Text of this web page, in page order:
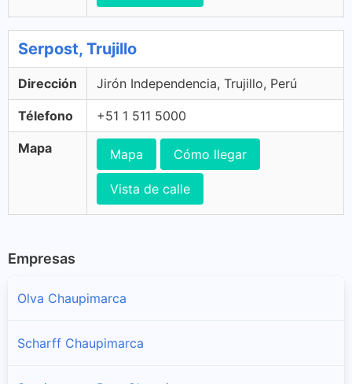
Serpost, Trujillo
Dirección Jirón Independencia, Trujillo, Perú
Télefono +51 1 511 5000
Mapa Mapa Cómo llegar
Vista de calle
Empresas
Olva Chaupimarca
Scharff Chaupimarca